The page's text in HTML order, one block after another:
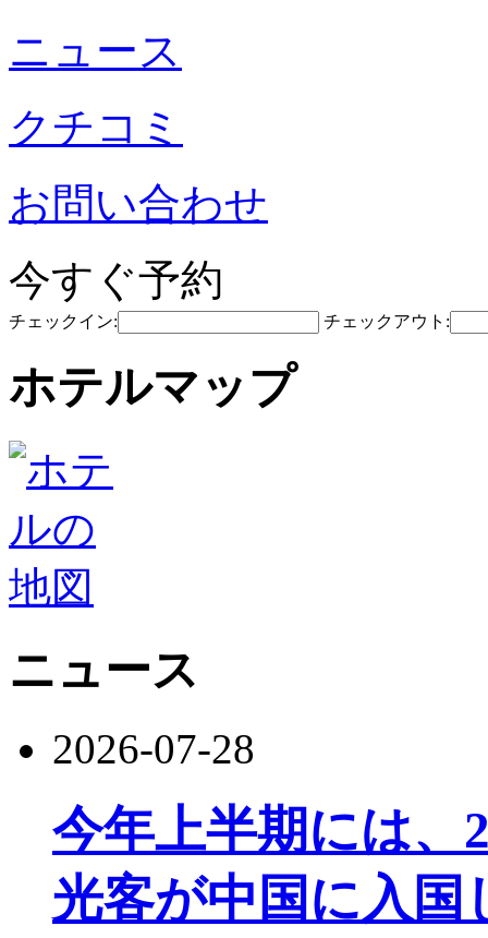
ニュース
クチコミ
お問い合わせ
今すぐ予約
チェックイン: チェックアウト:
ホテルマップ
ニュース
2026-07-28
今年上半期には、
光客が中国に入国